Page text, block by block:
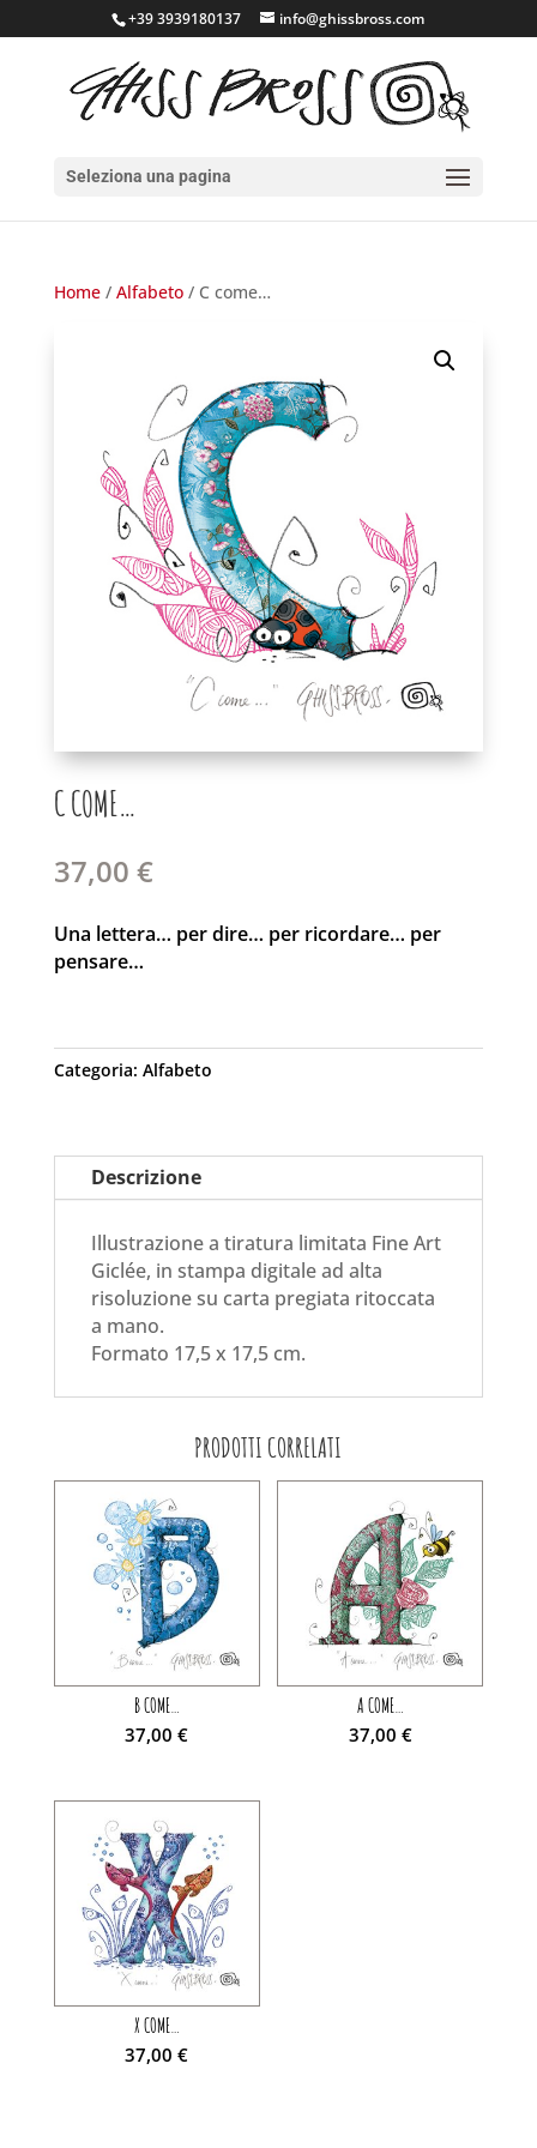
+39 3939180137 info@ghissbross.com
Seleziona una pagina
Home/ Alfabeto/ C come…
C COME…
37,00 €
Una lettera… per dire… per ricordare… per
pensare…
Categoria: Alfabeto
Descrizione
Illustrazione a tiratura limitata Fine Art
Giclée, in stampa digitale ad alta
risoluzione su carta pregiata ritoccata
a mano.
Formato 17,5 x 17,5 cm.
PRODOTTI CORRELATI
B COME…
37,00€
A COME…
37,00 €
X COME…
37,00€